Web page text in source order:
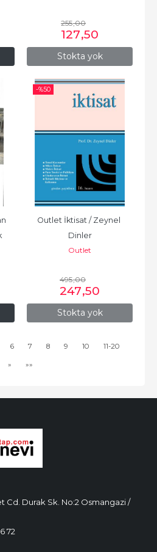
Stokta yok
255,00
127,50
-%50
Stokta yok
Outlet İktisat / Zeynel
Dinler
Outlet
495,00
247,50
6 7 8 9 10 11-20
» »»
Cd. Durak Sk. No:2 Osmangazi /
72